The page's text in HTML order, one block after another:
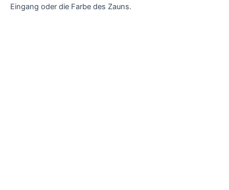
Eingang oder die Farbe des Zauns.